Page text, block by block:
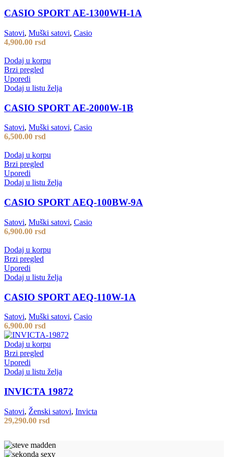
CASIO SPORT AE-1300WH-1A
Satovi, Muški satovi, Casio
4,900.00 rsd
Dodaj u korpu
Brzi pregled
Uporedi
Dodaj u listu želja
CASIO SPORT AE-2000W-1B
Satovi, Muški satovi, Casio
6,500.00 rsd
Dodaj u korpu
Brzi pregled
Uporedi
Dodaj u listu želja
CASIO SPORT AEQ-100BW-9A
Satovi, Muški satovi, Casio
6,900.00 rsd
Dodaj u korpu
Brzi pregled
Uporedi
Dodaj u listu želja
CASIO SPORT AEQ-110W-1A
Satovi, Muški satovi, Casio
6,900.00 rsd
Dodaj u korpu
Brzi pregled
Uporedi
Dodaj u listu želja
INVICTA 19872
Satovi, Ženski satovi, Invicta
29,290.00 rsd